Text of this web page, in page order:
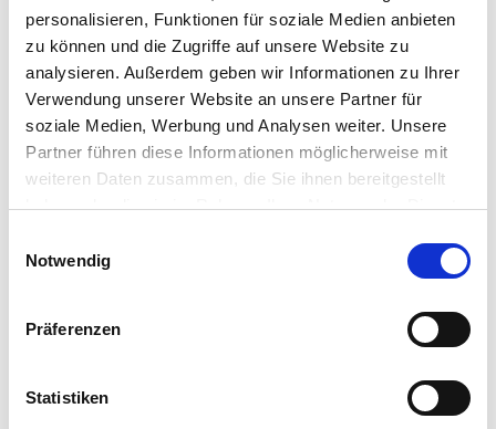
personalisieren, Funktionen für soziale Medien anbieten
zu können und die Zugriffe auf unsere Website zu
analysieren. Außerdem geben wir Informationen zu Ihrer
Verwendung unserer Website an unsere Partner für
soziale Medien, Werbung und Analysen weiter. Unsere
Partner führen diese Informationen möglicherweise mit
weiteren Daten zusammen, die Sie ihnen bereitgestellt
haben oder die sie im Rahmen Ihrer Nutzung der Dienste
betätigen Sie anschließend den "OK"-Button:
Notwendig
Präferenzen
Statistiken
erreichen sie eine Wuchshöhe von bis zu 30 cm.
Weitere Informationen
Traumhaftes Farbenspiel in Pastelltönen
Blüht von Februar bis März
Lieferumfang je Verpackungseinheit (VE): 30 Stück
Hauptstr. 440